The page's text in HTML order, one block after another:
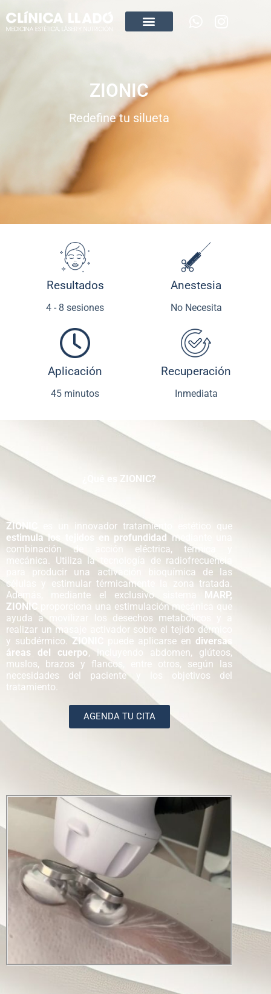
ZIONIC
Redefine tu silueta
Resultados
4 - 8 sesiones
Anestesia
No Necesita
Aplicación
45 minutos
Recuperación
Inmediata
¿Qué es ZIONIC?
ZIONIC
es un innovador tratamiento estético que
estimula los tejidos en profundidad mediante una
combinación de acción eléctrica, térmica y
mecánica. Utiliza la tecnología de radiofrecuencia
para producir una activación bioquímica de las
células y estimular térmicamente la zona tratada.
Además, mediante el exclusivo sistema MARP,
ZIONIC
proporciona una estimulación mecánica que
ayuda a movilizar los desechos metabólicos y a
realizar un masaje activador sobre el tejido dérmico
y subdérmico.ZIONIC puede aplicarse en diversas
áreas del cuerpo, incluyendo abdomen, glúteos,
muslos, brazos y flancos, entre otros, según las
necesidades del paciente y los objetivos del
tratamiento.
AGENDA TU CITA